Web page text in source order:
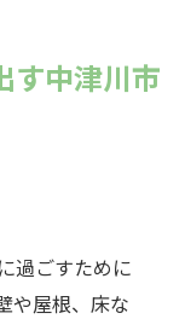
す中津川市
過ごすために
や屋根、床な